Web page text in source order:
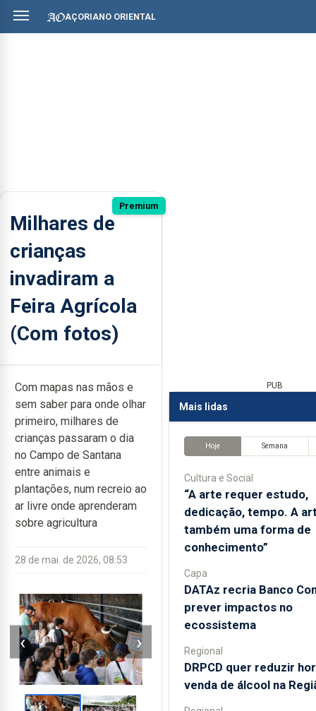
AÇORIANO ORIENTAL
Premium
Milhares de
crianças
invadiram a
Feira Agrícola
(Com fotos)
Com mapas nas mãos e
sem saber para onde olhar
primeiro, milhares de
crianças passaram o dia
no Campo de Santana
entre animais e
plantações, num recreio ao
ar livre onde aprenderam
sobre agricultura
28 de mai. de 2026, 08:53
‹ ›
PUB
Mais lidas
Hoje Semana
Cultura e Social
“A arte requer estudo,
dedicação, tempo. A
também uma forma de
conhecimento”
Capa
DATAz recria Banco
prever impactos no
ecossistema
Regional
DRPCD quer reduzir
venda de álcool na